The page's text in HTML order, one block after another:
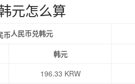
元怎么算
人民币兑韩元
韩元
196.33 KRW